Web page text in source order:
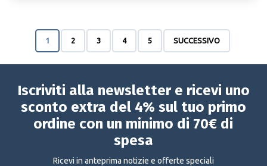
1 2 3 4 5 SUCCESSIVO
Iscriviti alla newsletter e ricevi uno
sconto extra del 4% sul tuo primo
ordine con un minimo di 70€ di
spesa
Ricevi in anteprima notizie e offerte speciali